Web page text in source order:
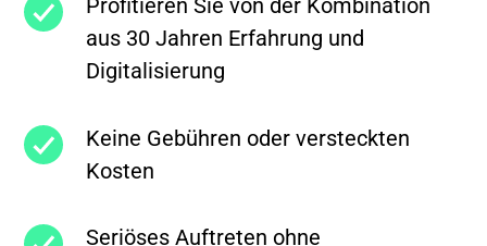
Profitieren Sie von der Kombination
aus 30 Jahren Erfahrung und
Digitalisierung
Keine Gebühren oder versteckten
Kosten
Seriöses Auftreten ohne